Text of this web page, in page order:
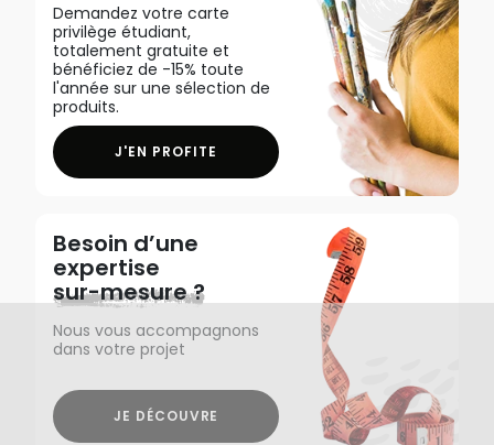
Demandez votre carte
privilège étudiant,
totalement gratuite et
bénéficiez de -15% toute
l'année sur une sélection de
produits.
J'EN PROFITE
Besoin d’une
expertise
sur-mesure ?
Nous vous accompagnons
dans votre projet
JE DÉCOUVRE